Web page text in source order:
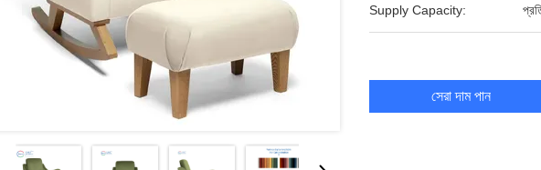
Supply Capacity:
সেরা দাম পান